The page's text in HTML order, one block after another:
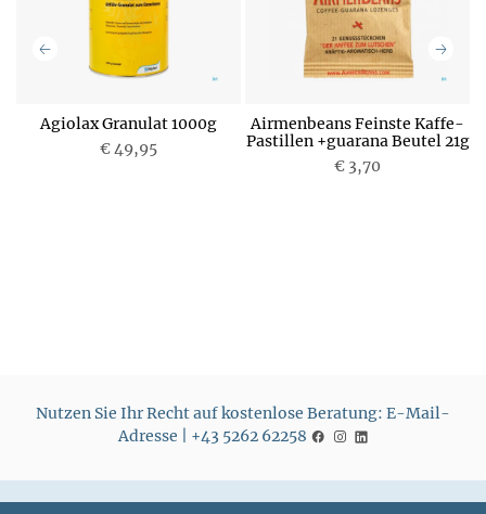
Agiolax Granulat 1000g
€ 49,95
Airmenbeans Feinste Kaffe-
Pastillen +guarana Beutel 21g
€ 3,70
Nutzen Sie Ihr Recht auf kostenlose Beratung: E-Mail-
Adresse | +43 5262 62258